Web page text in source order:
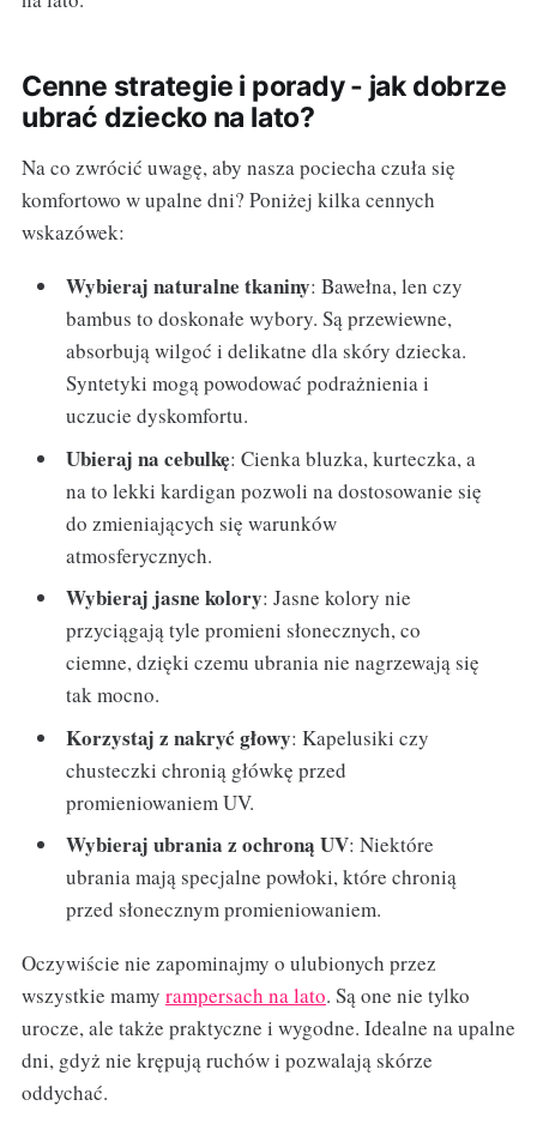
Cenne strategie i porady - jak dobrze
ubrać dziecko na lato?
Na co zwrócić uwagę, aby nasza pociecha czuła się
komfortowo w upalne dni? Poniżej kilka cennych
wskazówek:
Wybieraj naturalne tkaniny: Bawełna, len czy
bambus to doskonałe wybory. Są przewiewne,
absorbują wilgoć i delikatne dla skóry dziecka.
Syntetyki mogą powodować podrażnienia i
uczucie dyskomfortu.
Ubieraj na cebulkę: Cienka bluzka, kurteczka, a
na to lekki kardigan pozwoli na dostosowanie się
do zmieniających się warunków
atmosferycznych.
Wybieraj jasne kolory: Jasne kolory nie
przyciągają tyle promieni słonecznych, co
ciemne, dzięki czemu ubrania nie nagrzewają się
tak mocno.
Korzystaj z nakryć głowy: Kapelusiki czy
chusteczki chronią główkę przed
promieniowaniem UV.
Wybieraj ubrania z ochroną UV: Niektóre
ubrania mają specjalne powłoki, które chronią
przed słonecznym promieniowaniem.
Oczywiście nie zapominajmy o ulubionych przez
wszystkie mamy rampersach na lato. Są one nie tylko
urocze, ale także praktyczne i wygodne. Idealne na upalne
dni, gdyż nie krępują ruchów i pozwalają skórze
oddychać.